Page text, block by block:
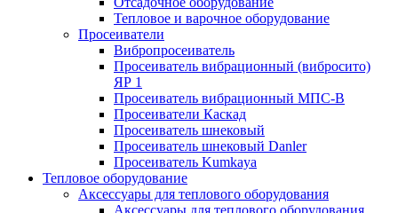
Тепловое и варочное оборудование
Просеиватели
Вибропросеиватель
Просеиватель вибрационный (вибросито)
ЯР 1
Просеиватель вибрационный МПС-В
Просеиватели Каскад
Просеиватель шнековый
Просеиватель шнековый Danler
Просеиватель Kumkaya
Тепловое оборудование
Аксессуары для теплового оборудования
Аксессуары для теплового оборудования